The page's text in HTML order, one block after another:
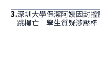
3.深圳大學保潔阿姨因封控
跳樓亡 學生質疑涉壓榨